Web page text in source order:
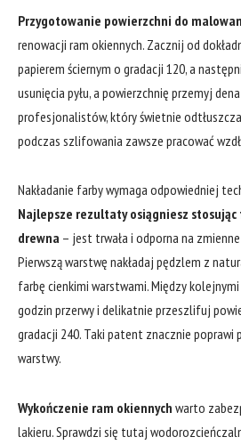
Przygotowanie powierzchni do
renowacji ram okiennych. Zacznij od
papierem ściernym​ o ⁣gradacji 120, a
usunięcia pyłu, ‌a powierzchnię przemyj
profesjonalistów, ⁤który świetnie
podczas szlifowania zawsze pracować
Nakładanie farby wymaga odpowiedniej
Najlepsze rezultaty osiągniesz⁢ stosując
drewna – jest trwała i ⁢odporna na
Pierwszą warstwę nakładaj pędzlem z
farbę cienkimi warstwami. Między
godzin przerwy i delikatnie przeszlifuj
gradacji 240. Taki patent​ znacznie poprawi
warstwy.
Wykończenie ram okiennych warto
lakieru. ⁣Sprawdzi się tutaj